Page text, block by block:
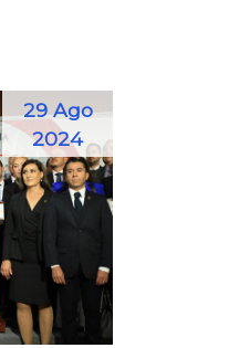
29 Ago
2024